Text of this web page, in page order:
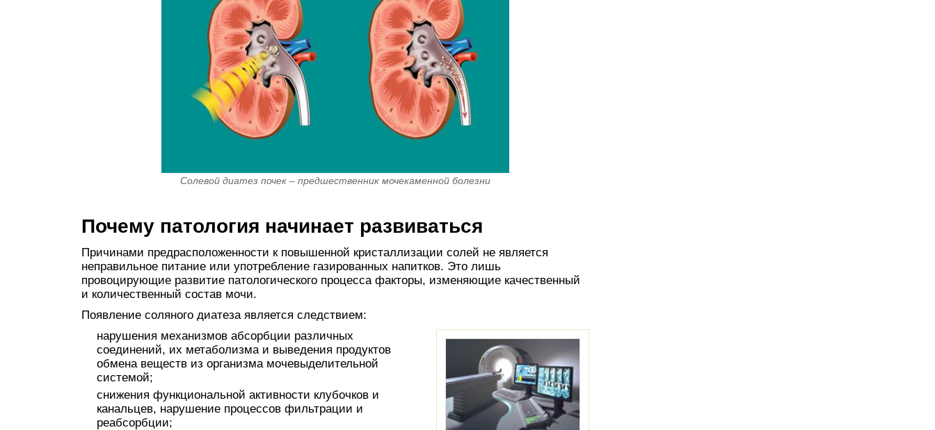
Солевой диатез почек – предшественник мочекаменной болезни
Почему патология начинает развиваться
Причинами предрасположенности к повышенной кристаллизации солей не является
неправильное питание или употребление газированных напитков. Это лишь
провоцирующие развитие патологического процесса факторы, изменяющие качественный
и количественный состав мочи.
Появление соляного диатеза является следствием:
нарушения механизмов абсорбции различных
соединений, их метаболизма и выведения продуктов
обмена веществ из организма мочевыделительной
системой;
снижения функциональной активности клубочков и
канальцев, нарушение процессов фильтрации и
реабсорбции;